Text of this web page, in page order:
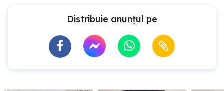
Distribuie anunțul pe